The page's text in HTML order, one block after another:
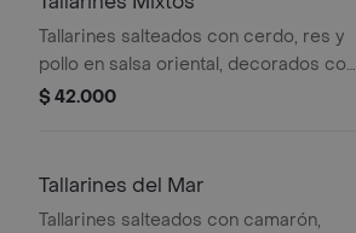
Tallarines salteados con cerdo, res y
pollo en salsa oriental, decorados con
cebolla de verdeo y ajonjolí.
$ 42.000
Tallarines del Mar
Tallarines salteados con camarón,